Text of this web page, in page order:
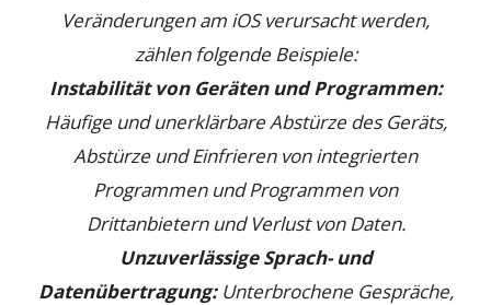
Veränderungen am iOS verursacht werden,
zählen folgende Beispiele:
Instabilität von Geräten und Programmen:
Häufige und unerklärbare Abstürze des Geräts,
Abstürze und Einfrieren von integrierten
Programmen und Programmen von
Drittanbietern und Verlust von Daten.
Unzuverlässige Sprach- und
Datenübertragung: Unterbrochene Gespräche,